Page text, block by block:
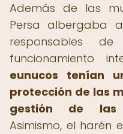
Además de las
Persa albergaba
responsables
funcionamiento
eunucos tenían
protección de las
gestión de las
Asimismo, el harén